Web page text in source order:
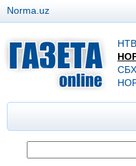
Norma.uz
НТВ
СБХ